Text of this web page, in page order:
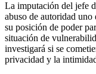
La imputación del jefe
abuso de autoridad
su posición de poder
situación de
investigará si se
privacidad y la